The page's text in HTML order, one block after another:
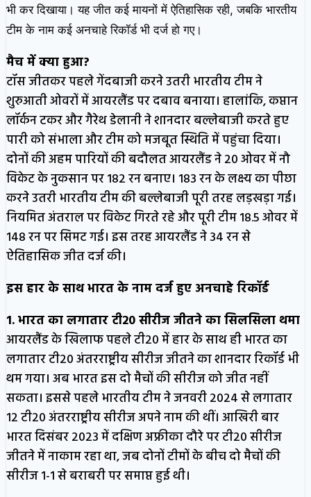
भी कर दिखाया। यह जीत कई मायनों में ऐतिहासिक रही, जबकि भारतीय
टीम के नाम कई अनचाहे रिकॉर्ड भी दर्ज हो गए।
मैच में क्या हुआ?
टॉस जीतकर पहले गेंदबाजी करने उतरी भारतीय टीम ने
शुरुआती ओवरों में आयरलैंड पर दबाव बनाया। हालांकि, कप्तान
लॉर्कन टकर और गैरेथ डेलानी ने शानदार बल्लेबाजी करते हुए
पारी को संभाला और टीम को मजबूत स्थिति में पहुंचा दिया।
दोनों की अहम पारियों की बदौलत आयरलैंड ने 20 ओवर में नौ
विकेट के नुकसान पर 182 रन बनाए। 183 रन के लक्ष्य का पीछा
करने उतरी भारतीय टीम की बल्लेबाजी पूरी तरह लड़खड़ा गई।
नियमित अंतराल पर विकेट गिरते रहे और पूरी टीम 18.5 ओवर में
148 रन पर सिमट गई। इस तरह आयरलैंड ने 34 रन से
ऐतिहासिक जीत दर्ज की।
इस हार के साथ भारत के नाम दर्ज हुए अनचाहे रिकॉर्ड
1. भारत का लगातार टी20 सीरीज जीतने का सिलसिला थमा
आयरलैंड के खिलाफ पहले टी20 में हार के साथ ही भारत का
लगातार टी20 अंतरराष्ट्रीय सीरीज जीतने का शानदार रिकॉर्ड भी
थम गया। अब भारत इस दो मैचों की सीरीज को जीत नहीं
सकता। इससे पहले भारतीय टीम ने जनवरी 2024 से लगातार
12 टी20 अंतरराष्ट्रीय सीरीज अपने नाम की थीं। आखिरी बार
भारत दिसंबर 2023 में दक्षिण अफ्रीका दौरे पर टी20 सीरीज
जीतने में नाकाम रहा था, जब दोनों टीमों के बीच दो मैचों की
सीरीज 1-1 से बराबरी पर समाप्त हुई थी।